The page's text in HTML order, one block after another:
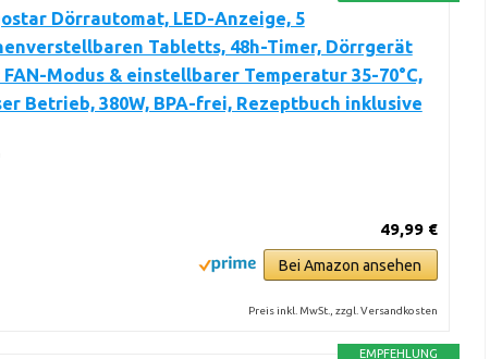
Dörrautomat, LED-Anzeige, 5
Tabletts, 48h-Timer, Dörrgerät
FAN-Modus & einstellbarer Temperatur 35-70°C,
Betrieb, 380W, BPA-frei, Rezeptbuch inklusive
49,99 €
Bei Amazon ansehen
Preis inkl. MwSt., zzgl. Versandkosten
EMPFEHLUNG